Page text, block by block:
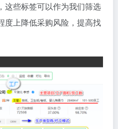
这些标签可以作为我们筛选
度上降低采购风险，提高找